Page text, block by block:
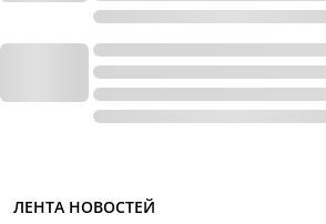
ЛЕНТА НОВОСТЕЙ